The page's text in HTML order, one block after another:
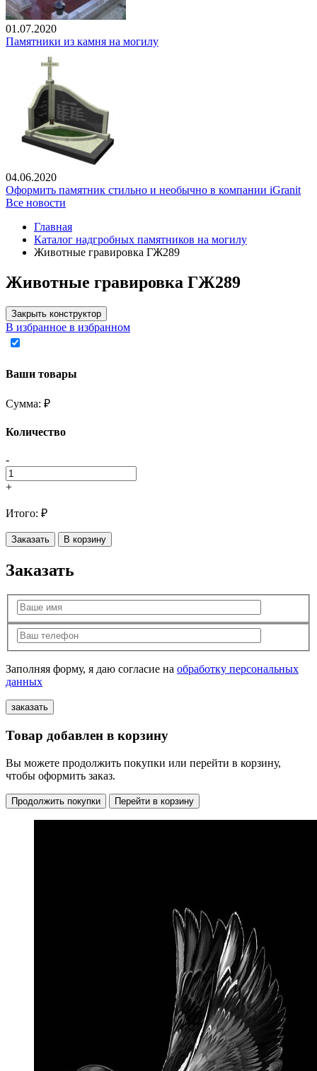
01.07.2020
Памятники из камня на могилу
04.06.2020
Оформить памятник стильно и необычно в компании iGranit
Все новости
Главная
Каталог надгробных памятников на могилу
Животные гравировка ГЖ289
Животные гравировка ГЖ289
Закрыть конструктор
В избранное в избранном
Ваши товары
Сумма: ₽
Количество
-
+
Итого: ₽
Заказать В корзину
Заказать
Заполняя форму, я даю согласие на обработку персональных
данных
Товар добавлен в корзину
Вы можете продолжить покупки или перейти в корзину,
чтобы оформить заказ.
Продолжить покупки Перейти в корзину